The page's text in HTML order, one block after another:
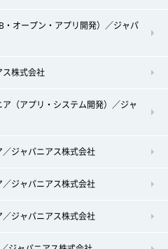
・オープン・アプリ開発）／ジャパ
ス株式会社
ア（アプリ・システム開発）／ジャ
／ジャパニアス株式会社
／ジャパニアス株式会社
／ジャパニアス株式会社